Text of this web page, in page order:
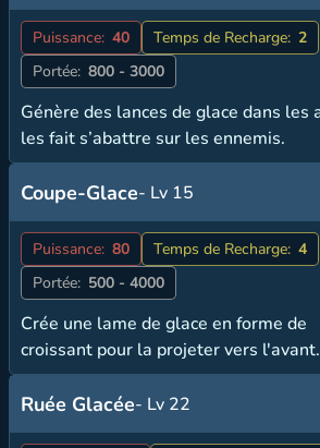
Puissance: 40 Temps de Recharge: 2
Portée: 800 - 3000
Génère des lances de glace dans les
les fait s’abattre sur les ennemis.
Coupe-Glace- Lv 15
Puissance: 80 Temps de Recharge: 4
Portée: 500 - 4000
Crée une lame de glace en forme de
croissant pour la projeter vers l'avant.
Ruée Glacée- Lv 22